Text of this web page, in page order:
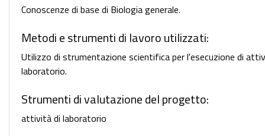
Conoscenze di base di Biologia generale.
Metodi e strumenti di lavoro utilizzati:
Utilizzo di strumentazione scientifica per l'esecuzione di
laboratorio.
Strumenti di valutazione del progetto:
attività di laboratorio